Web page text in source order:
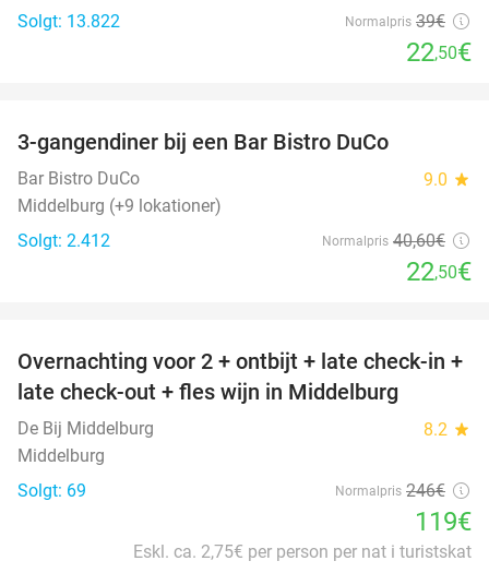
Solgt: 13.822
Normalpris 39€
22,50€
3-gangendiner bij een Bar Bistro DuCo
Bar Bistro DuCo 9.0 star
Middelburg (+9 lokationer)
Solgt: 2.412
Normalpris 40,60€
22,50€
52%
Overnachting voor 2 + ontbijt + late check-in +
late check-out + fles wijn in Middelburg
De Bij Middelburg 8.2 star
Middelburg
Solgt: 69
Normalpris 246€
119€
Eskl. ca. 2,75€ per person per nat i turistskat